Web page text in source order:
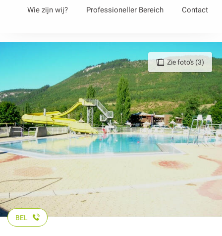
Wie zijn wij? Professioneller Bereich Contact
Zie foto's (3)
BEL